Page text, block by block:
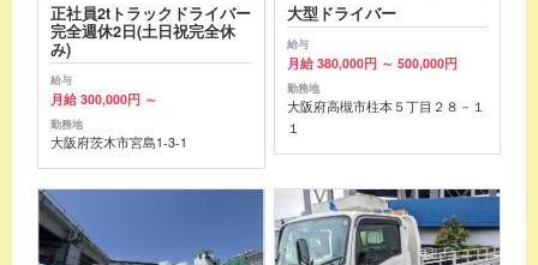
正社員2tトラックドライバー
完全週休2日(土日祝完全休
み)
給与
月給 300,000円 ～
勤務地
大阪府茨木市宮島1-3-1
大型ドライバー
給与
月給 380,000円 ～ 500,000円
勤務地
大阪府高槻市柱本５丁目２８－１
１